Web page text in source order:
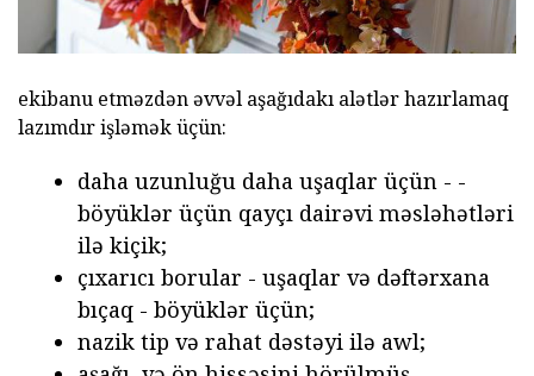
ekibanu etməzdən əvvəl aşağıdakı alətlər hazırlamaq
lazımdır işləmək üçün:
daha uzunluğu daha uşaqlar üçün - -
böyüklər üçün qayçı dairəvi məsləhətləri
ilə kiçik;
çıxarıcı borular - uşaqlar və dəftərxana
bıçaq - böyüklər üçün;
nazik tip və rahat dəstəyi ilə awl;